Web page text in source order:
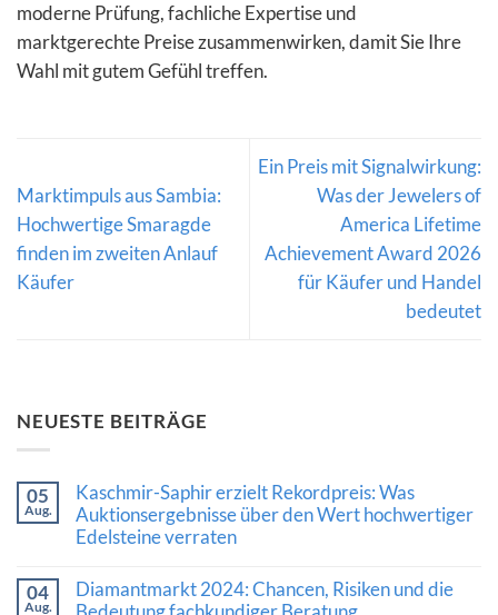
moderne Prüfung, fachliche Expertise und
marktgerechte Preise zusammenwirken, damit Sie Ihre
Wahl mit gutem Gefühl treffen.
Marktimpuls aus Sambia:
Hochwertige Smaragde
finden im zweiten Anlauf
Käufer
Ein Preis mit Signalwirkung:
Was der Jewelers of
America Lifetime
Achievement Award 2026
für Käufer und Handel
bedeutet
NEUESTE BEITRÄGE
05
Aug.
Kaschmir-Saphir erzielt Rekordpreis: Was
Auktionsergebnisse über den Wert hochwertiger
Edelsteine verraten
zu
Kaschmir-
04
Aug.
Diamantmarkt 2024: Chancen, Risiken und die